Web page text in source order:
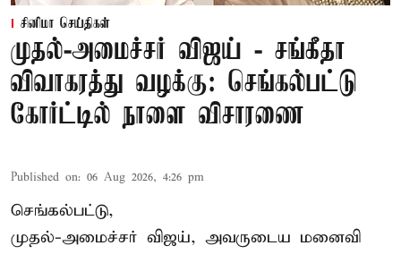
சினிமா செய்திகள்
முதல்-அமைச்சர் விஜய் - சங்கீதா
விவாகரத்து வழக்கு: செங்கல்பட்டு
கோர்ட்டில் நாளை விசாரணை
Published on: 06 Aug 2026, 4:26 pm
செங்கல்பட்டு,
முதல்-அமைச்சர் விஜய், அவருடைய மனைவி